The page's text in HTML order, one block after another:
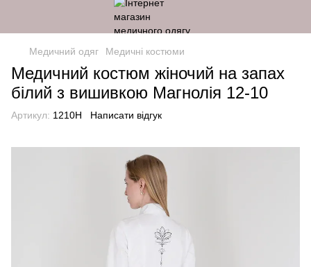
Медичний одяг Медичні костюми
Медичний костюм жіночий на запах
білий з вишивкою Магнолія 12-10
Артикул: 1210H Написати відгук